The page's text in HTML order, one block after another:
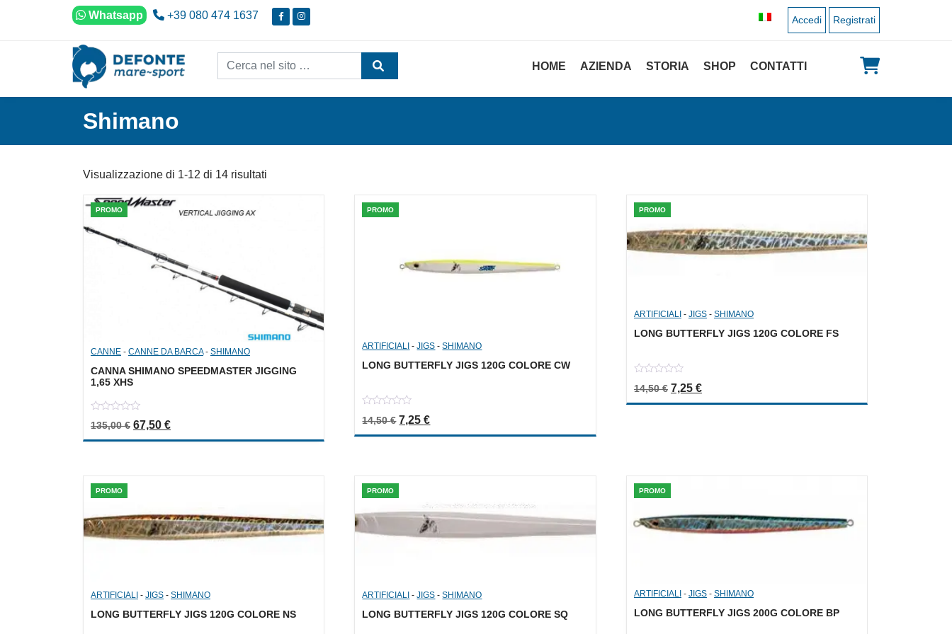
Vai al contenuto
Whatsapp +39 080 474 1637 Accedi Registrati
Cerca nel sito...
HOME AZIENDA STORIA SHOP CONTATTI
Shimano
Visualizzazione di 1-12 di 14 risultati
PROMO
CANNE - CANNE DA BARCA- SHIMANO
CANNA SHIMANO SPEEDMASTER JIGGING
1,65 XHS
out
of
135,00€ Il prezzo originale era: 135,00 €.
67,50 €Il prezzo attuale è: 67,50 €.
PROMO
ARTIFICIALI -JIGS -SHIMANO
LONG BUTTERFLY JIGS 120G COLORE CW
out
14,50€ Il prezzo originale era: 14,50 €.
7,25€Il prezzo attuale è: 7,25 €.
PROMO
ARTIFICIALI - JIGS- SHIMANO
LONG BUTTERFLY JIGS 120G COLORE FS
out
14,50€ Il prezzo originale era: 14,50 €.
7,25 €Il prezzo attuale è: 7,25 €.
PROMO
ARTIFICIALI - JIGS - SHIMANO
LONG BUTTERFLY JIGS 120G COLORE NS
PROMO
ARTIFICIALI -JIGS -SHIMANO
LONG BUTTERFLY JIGS 120G COLORE SQ
PROMO
ARTIFICIALI- JIGS- SHIMANO
LONG BUTTERFLY JIGS 200G COLORE BP